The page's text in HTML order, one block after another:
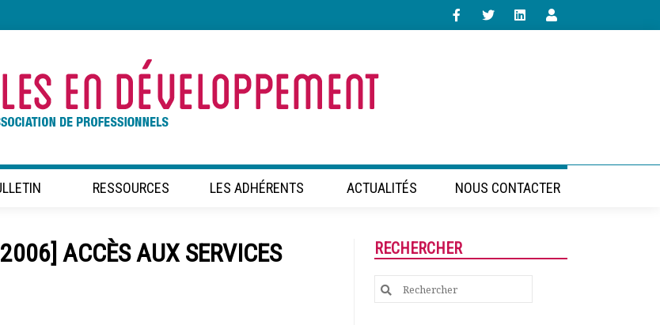
RESSOURCES LES ADHÉRENTS ACTUALITÉS NOUS CONTACTER
ACCÈS AUX SERVICES
RECHERCHER
Search
for: